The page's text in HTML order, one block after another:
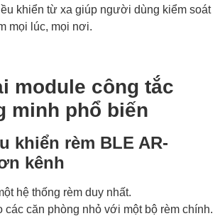
khiển từ xa giúp người dùng kiểm soát
mọi lúc, mọi nơi.
module công tắc
minh phổ biến
khiển rèm BLE AR-
kênh
hệ thống rèm duy nhất.
các căn phòng nhỏ với một bộ rèm chính.